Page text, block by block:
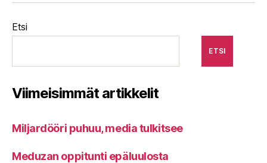
Etsi
ETSI
Viimeisimmät artikkelit
Miljardööri puhuu, media tulkitsee
Meduzan oppitunti epäluulosta